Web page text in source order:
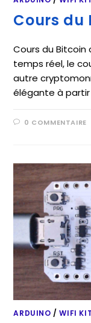
Cours du
Cours du Bitcoin
temps réel, le
autre
élégante à partir
0 COMMENTAIRE
ARDUINO /WIFI